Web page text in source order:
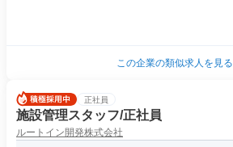
この企業の類似求人を見る
正社員
施設管理スタッフ/正社員
ルートイン開発株式会社